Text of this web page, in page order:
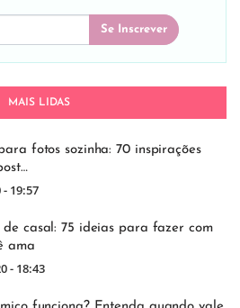
Se Inscrever
MAIS LIDAS
fotos sozinha: 70 inspirações
19:57
de casal: 75 ideias para fazer com
ama
- 18:43